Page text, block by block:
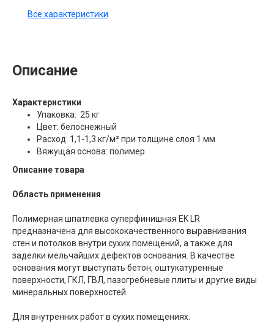
Все характеристики
Описание
Характеристики
Упаковка: 25 кг
Цвет: белоснежный
Расход: 1,1-1,3 кг/м² при толщине слоя 1 мм
Вяжущая основа: полимер
Описание товара
Область применения
Полимерная шпатлевка суперфинишная EK LR
предназначена для высококачественного выравнивания
стен и потолков внутри сухих помещений, а также для
заделки мельчайших дефектов основания. В качестве
основания могут выступать бетон, оштукатуренные
поверхности, ГКЛ, ГВЛ, пазогребневые плиты и другие виды
минеральных поверхностей.
Для внутренних работ в сухих помещениях.